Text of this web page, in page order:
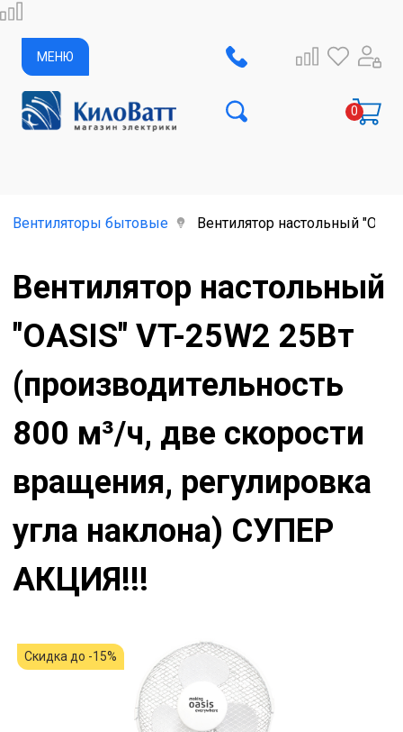
МЕНЮ
Вентиляторы бытовые Вентилятор настольный
Вентилятор настольный
"OASIS" VT-25W2 25Вт
(производительность
800 м³/ч, две скорости
вращения, регулировка
угла наклона) СУПЕР
АКЦИЯ!!!
Скидка до -15%